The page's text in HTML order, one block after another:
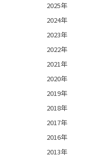
2025年
2024年
2023年
2022年
2021年
2020年
2019年
2018年
2017年
2016年
2013年